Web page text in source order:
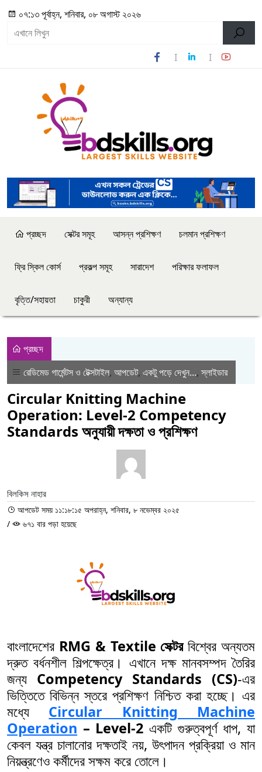
০৭:১৩ পূর্বাহ্ন, শনিবার, ০৮ অগাস্ট ২০২৬
প্রচ্ছদ সেক্টর সমূহ আসন্ন প্রশিক্ষণ চলমান প্রশিক্ষণ
ফ্রি স্কিল কোর্স প্রকল্প সমূহ সারাদেশ পরিক্ষার ফলাফল
বৃত্তি/সহায়তা চাকুরী অন্যান্য
প্রচ্ছদ
রেডিমেড গার্মেন্টস ও টেক্সটাইল, আপডেট, একটু পড়ে দেখুন...,স্লাইডার
Circular Knitting Machine
Operation: Level-2 Competency
Standards অনুযায়ী দক্ষতা ও প্রশিক্ষণ
বিলকিস নাহার
আপডেট সময় ১১:১৮:১৫ অপরাহ্ন, শনিবার, ৮ নভেম্বর ২০২৫
/
৬৭১ বার পড়া হয়েছে
বাংলাদেশের RMG & Textile সেক্টরবিশ্বের অন্যতম
দ্রুত বর্ধনশীল শিল্পক্ষেত্র। এখানে দক্ষ মানবসম্পদ তৈরির
জন্য Competency Standards (CS)-এর
ভিত্তিতে বিভিন্ন স্তরে প্রশিক্ষণ নিশ্চিত করা হচ্ছে। এর
মধ্যে Circular Knitting Machine
Operation – Level-2 একটি গুরুত্বপূর্ণ ধাপ, যা
কেবল যন্ত্র চালানোর দক্ষতাই নয়, উৎপাদন প্রক্রিয়া ও মান
নিয়ন্ত্রণেও কর্মীদের সক্ষম করে তোলে।